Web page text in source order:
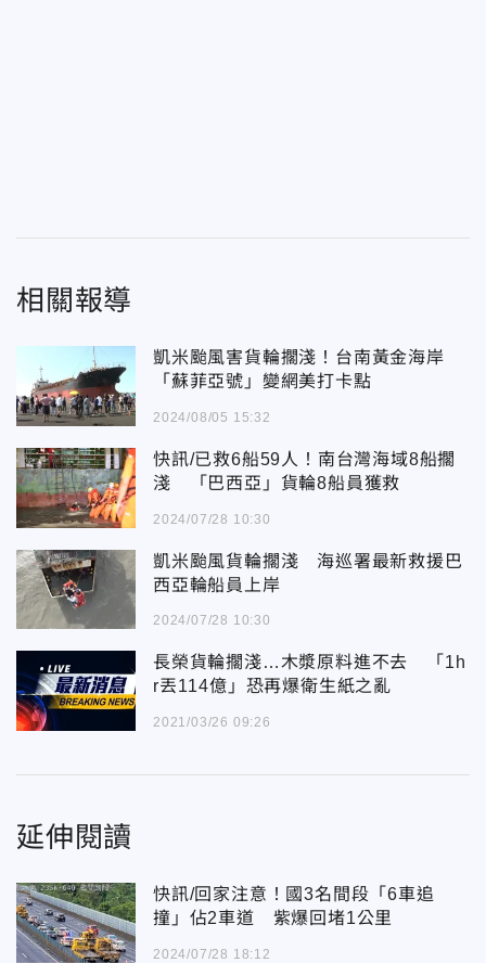
相關報導
凱米颱風害貨輪擱淺！台南黃金海岸
「蘇菲亞號」變網美打卡點
2024/08/05 15:32
快訊/已救6船59人！南台灣海域8船擱
淺 「巴西亞」貨輪8船員獲救
2024/07/28 10:30
凱米颱風貨輪擱淺 海巡署最新救援巴
西亞輪船員上岸
2024/07/28 10:30
長榮貨輪擱淺…木漿原料進不去 「1h
r丟114億」恐再爆衛生紙之亂
2021/03/26 09:26
延伸閱讀
快訊/回家注意！國3名間段「6車追
撞」佔2車道 紫爆回堵1公里
2024/07/28 18:12